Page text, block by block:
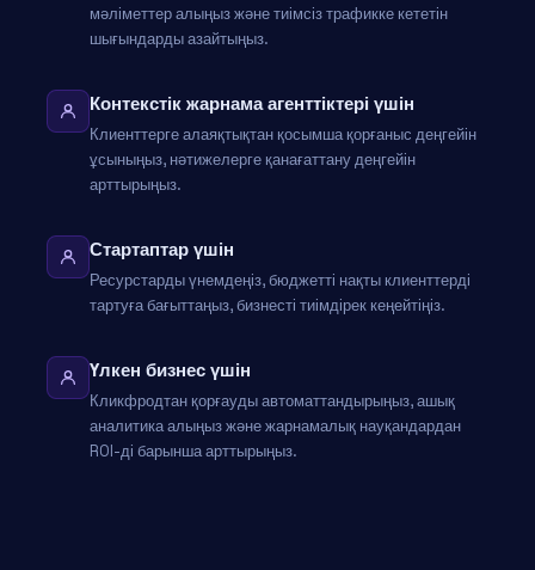
мәліметтер алыңыз және тиімсіз трафикке кететін
шығындарды азайтыңыз.
Контекстік жарнама агенттіктері үшін
Клиенттерге алаяқтықтан қосымша қорғаныс деңгейін
ұсыныңыз, нәтижелерге қанағаттану деңгейін
арттырыңыз.
Стартаптар үшін
Ресурстарды үнемдеңіз, бюджетті нақты клиенттерді
тартуға бағыттаңыз, бизнесті тиімдірек кеңейтіңіз.
Үлкен бизнес үшін
Кликфродтан қорғауды автоматтандырыңыз, ашық
аналитика алыңыз және жарнамалық науқандардан
ROI-ді барынша арттырыңыз.